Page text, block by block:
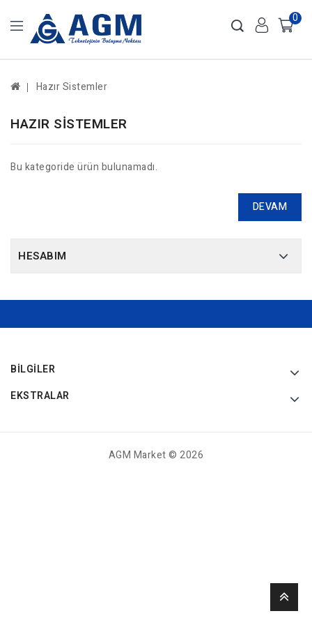
0
Hazır Sistemler
HAZIR SISTEMLER
Bu kategoride ürün bulunamadı.
DEVAM
HESABIM
BILGILER
EKSTRALAR
AGM Market © 2026